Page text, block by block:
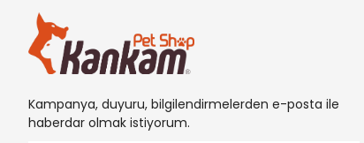
G & B
GARDEN MIX
Hagen Aquaclear
Kampanya, duyuru, bilgilendirmelerden e-posta ile
haberdar olmak istiyorum.